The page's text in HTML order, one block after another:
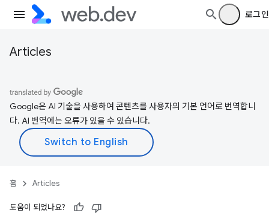
로그인
Articles
Google은 AI 기술을 사용하여 콘텐츠를 사용자의 기본 언어로 번역합니
다. AI 번역에는 오류가 있을 수 있습니다.
홈 Articles
도움이 되었나요?